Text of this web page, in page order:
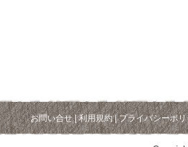
お問い合せ|利用規約|プライバシーポ